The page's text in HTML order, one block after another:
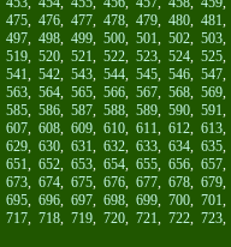
475, 476, 477, 478, 479, 480, 481
497, 498, 499, 500, 501, 502, 503
519, 520, 521, 522, 523, 524, 525
541, 542, 543, 544, 545, 546, 547
563, 564, 565, 566, 567, 568, 569
585, 586, 587, 588, 589, 590, 591
607, 608, 609, 610, 611, 612, 613
629, 630, 631, 632, 633, 634, 635
651, 652, 653, 654, 655, 656, 657
673, 674, 675, 676, 677, 678, 679
695, 696, 697, 698, 699, 700, 701
717, 718, 719, 720, 721, 722, 723